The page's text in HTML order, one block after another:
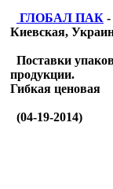
ГЛОБАЛ ПАК -
Киевская,
Поставки
продукции.
Гибкая ценовая
(04-19-2014)